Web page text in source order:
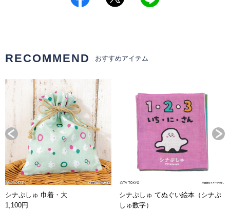
RECOMMEND おすすめアイテム
シナぷしゅ 巾着・大
1,100円
シナぷしゅ てぬぐい絵本（シナぷ
しゅ数字）